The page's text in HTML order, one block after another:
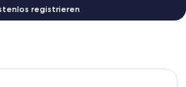
registrieren